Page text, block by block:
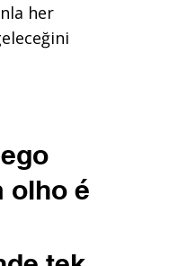
her
olho é